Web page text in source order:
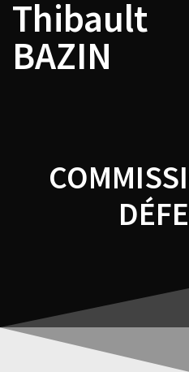
Skip
content
Thibault
BAZIN
Navigation
de